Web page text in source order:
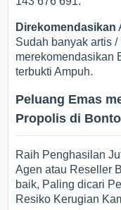
Direkomendasikan
Sudah banyak artis
merekomendasikan
terbukti Ampuh.
Peluang Emas
Propolis di
Raih Penghasilan
Agen atau Reseller
baik, Paling dicari
Resiko Kerugian